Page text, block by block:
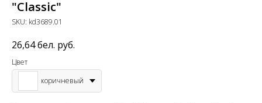
"Classic"
SKU: kd3689.01
26,64бел. руб.
Цвет
коричневый